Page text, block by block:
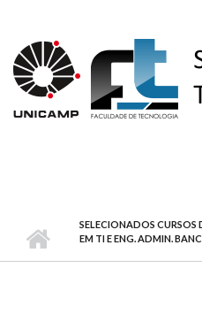
SELECIONADOS
EM TI E ENG. ADMIN.